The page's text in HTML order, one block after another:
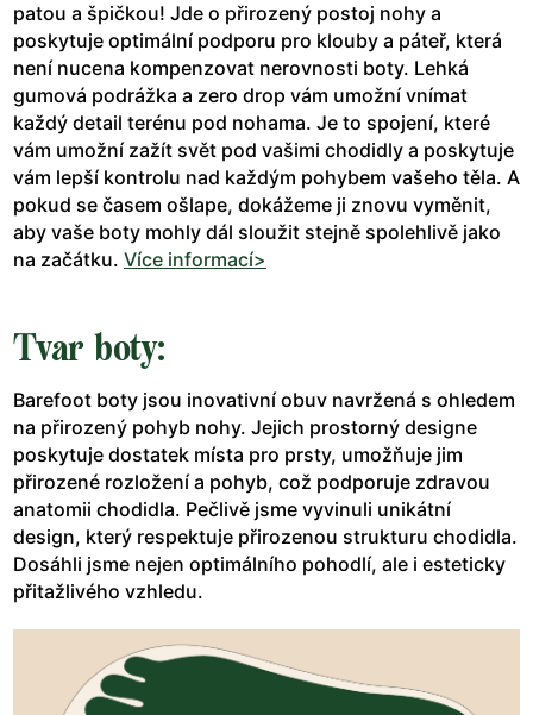
patou a špičkou! Jde o přirozený postoj nohy a
poskytuje optimální podporu pro klouby a páteř, která
není nucena kompenzovat nerovnosti boty. Lehká
gumová podrážka a zero drop vám umožní vnímat
každý detail terénu pod nohama. Je to spojení, které
vám umožní zažít svět pod vašimi chodidly a poskytuje
vám lepší kontrolu nad každým pohybem vašeho těla. A
pokud se časem ošlape, dokážeme ji znovu vyměnit,
aby vaše boty mohly dál sloužit stejně spolehlivě jako
na začátku. Více informací>
Tvar boty:
Barefoot boty jsou inovativní obuv navržená s ohledem
na přirozený pohyb nohy. Jejich prostorný designe
poskytuje dostatek místa pro prsty, umožňuje jim
přirozené rozložení a pohyb, což podporuje zdravou
anatomii chodidla. Pečlivě jsme vyvinuli unikátní
design, který respektuje přirozenou strukturu chodidla.
Dosáhli jsme nejen optimálního pohodlí, ale i esteticky
přitažlivého vzhledu.